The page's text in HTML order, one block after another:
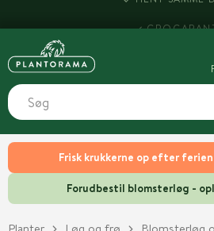
Frisk krukkerne op efter
Forudbestil blomsterløg -